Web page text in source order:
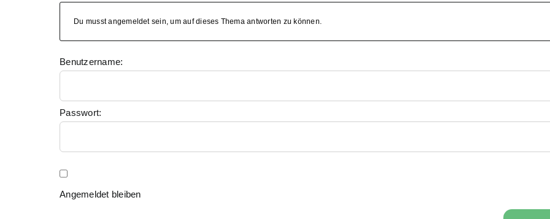
Du musst angemeldet sein, um auf dieses Thema antworten zu können.
Benutzername:
Passwort:
Angemeldet bleiben